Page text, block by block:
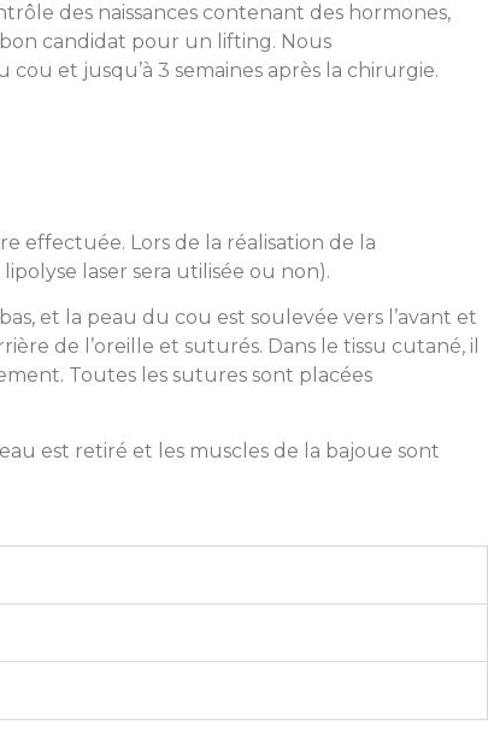
des naissances contenant des hormones,
candidat pour un lifting. Nous
et jusqu’à 3 semaines après la chirurgie.
effectuée. Lors de la réalisation de la
laser sera utilisée ou non).
et la peau du cou est soulevée vers l’avant et
de l’oreille et suturés. Dans le tissu cutané, il
Toutes les sutures sont placées
est retiré et les muscles de la bajoue sont